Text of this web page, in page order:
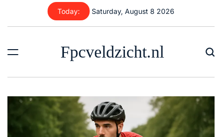
content
Today: Saturday, August 8 2026
Fpcveldzicht.nl